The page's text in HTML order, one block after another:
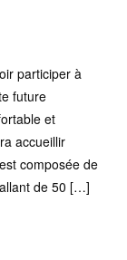
participer à
future
et
accueillir
composée de
de 50 […]